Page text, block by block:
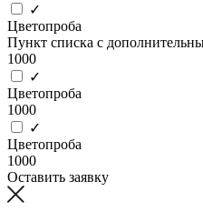
✓
Цветопроба
Пункт списка с
1000
✓
Цветопроба
1000
✓
Цветопроба
1000
Оставить заявку